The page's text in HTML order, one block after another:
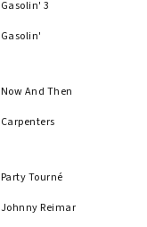
Gasolin' 3
Gasolin'
Now And Then
Carpenters
Party Tourné
Johnny Reimar